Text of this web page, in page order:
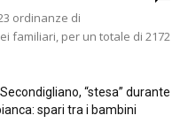
ordinanze di
familiari, per un totale di 2172
“stesa” durante
spari tra i bambini